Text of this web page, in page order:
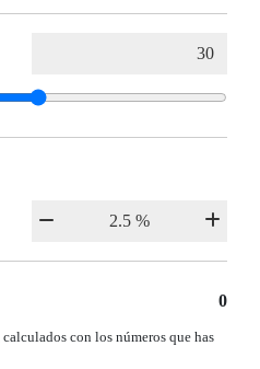
0
con los números que has